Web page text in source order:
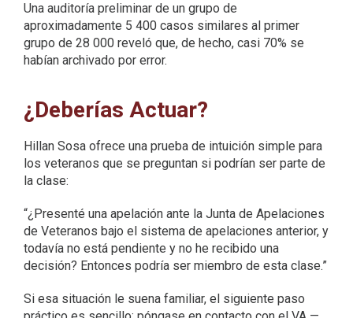
Una auditoría preliminar de un grupo de
aproximadamente 5 400 casos similares al primer
grupo de 28 000 reveló que, de hecho, casi 70% se
habían archivado por error.
¿Deberías Actuar?
Hillan Sosa ofrece una prueba de intuición simple para
los veteranos que se preguntan si podrían ser parte de
la clase:
“¿Presenté una apelación ante la Junta de Apelaciones
de Veteranos bajo el sistema de apelaciones anterior, y
todavía no está pendiente y no he recibido una
decisión? Entonces podría ser miembro de esta clase.”
Si esa situación le suena familiar, el siguiente paso